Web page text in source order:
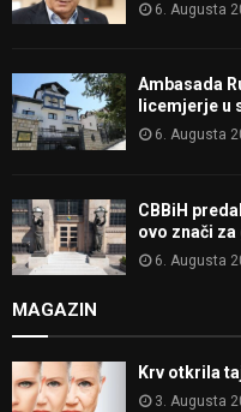
6. Augusta
Ambasada
licemjerje u
6. Augusta
CBBiH
ovo znači
6. Augusta
MAGAZIN
Krv otkrila
3. Augusta